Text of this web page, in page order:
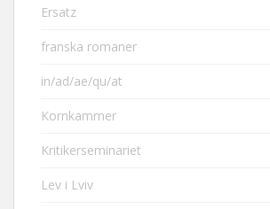
Ersatz
franska romaner
in/ad/ae/qu/at
Kornkammer
Kritikerseminariet
Lev i Lviv